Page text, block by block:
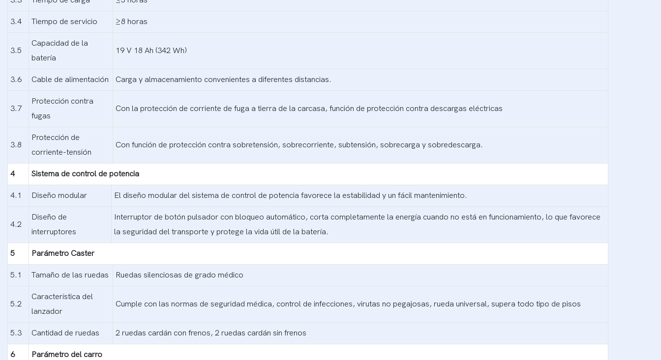
3.4 Tiempo de servicio ≥8 horas
3.5
Capacidad de la
batería
19 V 18 Ah (342 Wh)
3.6 Cable de alimentación Carga y almacenamiento convenientes a diferentes distancias.
3.7
Protección contra
fugas
Con la protección de corriente de fuga a tierra de la carcasa, función de protección contra descargas eléctricas
3.8
Protección de
corriente-tensión
Con función de protección contra sobretensión, sobrecorriente, subtensión, sobrecarga y sobredescarga.
4 Sistema de control de potencia
4.1 Diseño modular El diseño modular del sistema de control de potencia favorece la estabilidad y un fácil mantenimiento.
4.2
Diseño de
interruptores
Interruptor de botón pulsador con bloqueo automático, corta completamente la energía cuando no está en funcionamiento, lo que favorece
la seguridad del transporte y protege la vida útil de la batería.
5 Parámetro Caster
5.1 Tamaño de las ruedas Ruedas silenciosas de grado médico
5.2
Característica del
lanzador
Cumple con las normas de seguridad médica, control de infecciones, virutas no pegajosas, rueda universal, supera todo tipo de pisos
5.3 Cantidad de ruedas 2 ruedas cardán con frenos, 2 ruedas cardán sin frenos
6 Parámetro del carro